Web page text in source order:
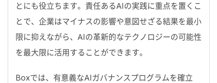
とにも役立ちます。責任あるAIの実践に重点を置くこ
とで、企業はマイナスの影響や意図せざる結果を最小
限に抑えながら、AIの革新的なテクノロジーの可能性
を最大限に活用することができます。
Boxでは、有意義なAIガバナンスプログラムを確立